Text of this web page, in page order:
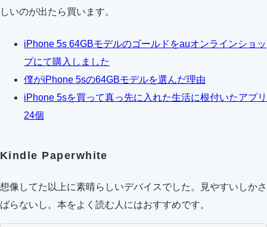
しいのが出たら買います。
iPhone 5s 64GBモデルのゴールドをauオンラインショッ
プにて購入しました
僕がiPhone 5sの64GBモデルを選んだ理由
iPhone 5sを買って真っ先に入れた生活に根付いたアプリ
24個
Kindle Paperwhite
想像してた以上に素晴らしいデバイスでした。見やすいしかさ
ばらないし。本をよく読む人にはおすすめです。